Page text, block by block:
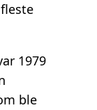
1979
ble